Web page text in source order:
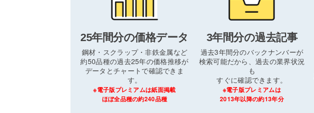
25年間分の価格データ
鋼材・スクラップ・非鉄金属など
約50品種の過去25年の価格推移が
データとチャートで確認できま
す。
※電子版プレミアムは紙面掲載
ほぼ全品種の約240品種
3年間分の過去記事
過去3年間分のバックナンバーが
検索可能だから、過去の業界状況
も
すぐに確認できます。
※電子版プレミアムは
2013年以降の約13年分